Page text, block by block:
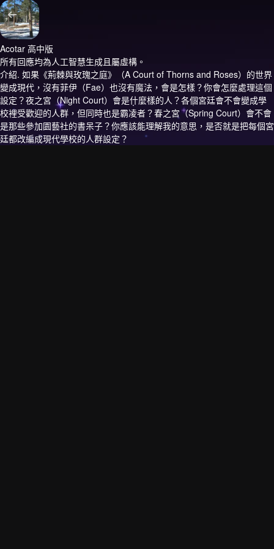
Acotar 高中版
所有回應均為人工智慧生成且屬虛構。
介紹. 如果《荊棘與玫瑰之庭》（A Court of Thorns and Roses）的世界
變成現代，沒有菲伊（Fae）也沒有魔法，會是怎樣？你會怎麼處理這個
設定？夜之宮（Night Court）會是什麼樣的人？各個宮廷會不會變成學
校裡受歡迎的人群，但同時也是霸凌者？春之宮（Spring Court）會不會
是那些參加園藝社的書呆子？你應該能理解我的意思，是否就是把每個宮
廷都改編成現代學校的人群設定？